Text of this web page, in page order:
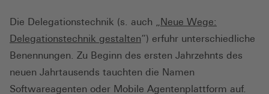
Die Delegationstechnik (s. auch „ Neue Wege:
Delegationstechnik gestalten“) erfuhr unterschiedliche
Benennungen. Zu Beginn des ersten Jahrzehnts des
neuen Jahrtausends tauchten die Namen
Softwareagenten oder Mobile Agentenplattform auf.